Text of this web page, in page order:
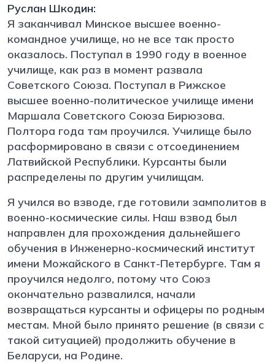
Руслан Шкодин:
Я заканчивал Минское высшее военно-
командное училище, но не все так просто
оказалось. Поступал в 1990 году в военное
училище, как раз в момент развала
Советского Союза. Поступал в Рижское
высшее военно-политическое училище имени
Маршала Советского Союза Бирюзова.
Полтора года там проучился. Училище было
расформировано в связи с отсоединением
Латвийской Республики. Курсанты были
распределены по другим училищам.
Я учился во взводе, где готовили замполитов в
военно-космические силы. Наш взвод был
направлен для прохождения дальнейшего
обучения в Инженерно-космический институт
имени Можайского в Санкт-Петербурге. Там я
проучился недолго, потому что Союз
окончательно развалился, начали
возвращаться курсанты и офицеры по родным
местам. Мной было принято решение (в связи с
такой ситуацией) продолжить обучение в
Беларуси, на Родине.